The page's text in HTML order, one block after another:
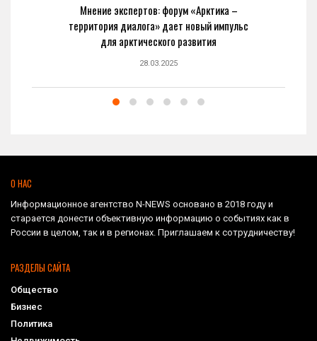
Мнение экспертов: форум «Арктика –
территория диалога» дает новый импульс
для арктического развития
28.03.2025
О НАС
Информационное агентство N-NEWS основано в 2018 году и
старается донести объективную информацию о событиях как в
России в целом, так и в регионах. Приглашаем к сотрудничеству!
РАЗДЕЛЫ САЙТА
Общество
Бизнес
Политика